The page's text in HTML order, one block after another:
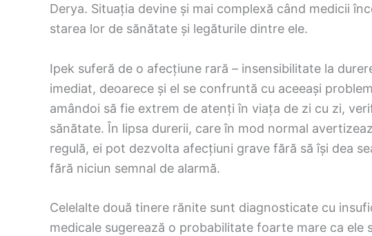
Derya. Situația devine și mai complexă când medicii
starea lor de sănătate și legăturile dintre ele.
Ipek suferă de o afecțiune rară – insensibilitate la
imediat, deoarece și el se confruntă cu aceeași
amândoi să fie extrem de atenți în viața de zi cu zi,
sănătate. În lipsa durerii, care în mod normal
regulă, ei pot dezvolta afecțiuni grave fără să își dea
fără niciun semnal de alarmă.
Celelalte două tinere rănite sunt diagnosticate cu
medicale sugerează o probabilitate foarte mare ca ele